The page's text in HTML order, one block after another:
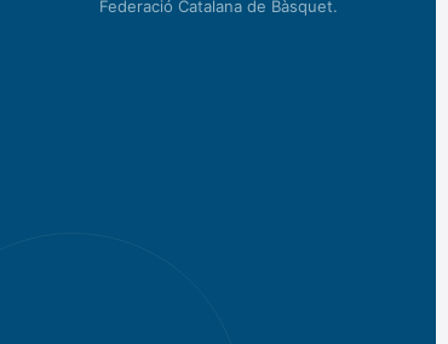
Federació Catalana de Bàsquet.